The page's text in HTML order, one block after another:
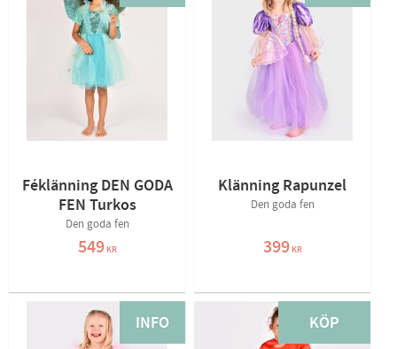
Féklänning DEN GODA
FEN Turkos
Den goda fen
549KR
Klänning Rapunzel
Den goda fen
399KR
INFO KÖP